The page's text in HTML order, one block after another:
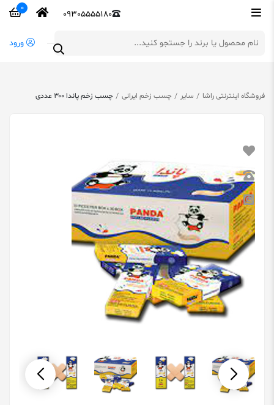
09305555180
0
ورود
فروشگاه اینترنتی راشا سایر چسب زخم ایرانی چسب زخم پاندا ۳۰۰ عددی